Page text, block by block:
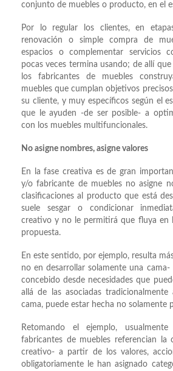
conjunto de muebles o producto, en el
Por lo regular los clientes, en
renovación o simple compra de
espacios o complementar servicios
pocas veces termina usando; de allí
los fabricantes de muebles
muebles que cumplan objetivos
su cliente, y muy específicos según el
que le ayuden -de ser posible- a
con los muebles multifuncionales.
No asigne nombres, asigne valores
En la fase creativa es de gran
y/o fabricante de muebles no asigne
clasificaciones al producto que está
suele sesgar o condicionar
creativo y no le permitirá que fluya en
propuesta.
En este sentido, por ejemplo, resulta
no en desarrollar solamente una
concebido desde necesidades que
allá de las asociadas
cama, puede estar hecha no solamente
Retomando el ejemplo,
fabricantes de muebles referencian la
creativo- a partir de los valores,
obligatoriamente le han asignado